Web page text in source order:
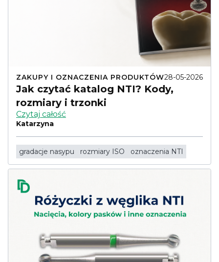
ZAKUPY I OZNACZENIA PRODUKTÓW28-05-2026
Jak czytać katalog NTI? Kody,
rozmiary i trzonki
Czytaj całość
Katarzyna
gradacje nasypu rozmiary ISO oznaczenia NTI